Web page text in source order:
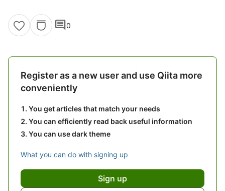
comment0
Register as a new user and use Qiita more
conveniently
You get articles that match your needs
You can efficiently read back useful information
You can use dark theme
What you can do with signing up
Sign up